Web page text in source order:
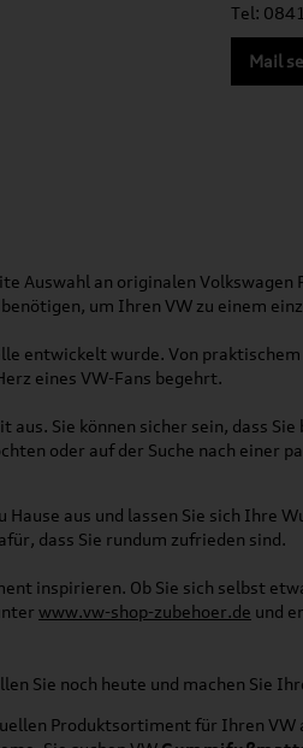
Tel:
Mail
Auswahl an originalen Volkswagen
um Ihren VW zu einem
entwickelt wurde. Von
eines VW-Fans begehrt.
Sie können sicher sein, dass
oder auf der Suche nach einer
aus und lassen Sie sich Ihre
dass Sie rundum zufrieden sind.
inspirieren. Ob Sie sich selbst
www.vw-shop-zubehoer.de und
Sie noch heute und machen Sie
Produktsortiment für Ihren